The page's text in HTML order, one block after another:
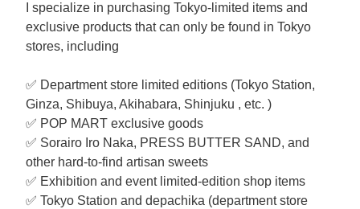
I specialize in purchasing Tokyo-limited items and
exclusive products that can only be found in Tokyo
stores, including
✅ Department store limited editions (Tokyo Station,
Ginza, Shibuya, Akihabara, Shinjuku , etc. )
✅ POP MART exclusive goods
✅ Sorairo Iro Naka, PRESS BUTTER SAND, and
other hard-to-find artisan sweets
✅ Exhibition and event limited-edition shop items
✅ Tokyo Station and depachika (department store